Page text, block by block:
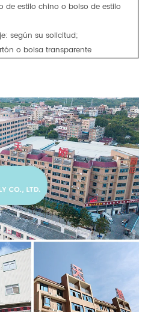
de estilo chino o bolso de estilo
según su solicitud;
o bolsa transparente